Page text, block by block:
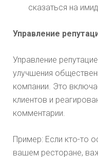
сказаться на
Управление
Управление
улучшения
компании. Это
клиентов и
комментарии.
Пример: Если кто-то
вашем ресторане,